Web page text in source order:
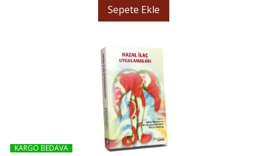
Sepete Ekle
KARGO BEDAVA